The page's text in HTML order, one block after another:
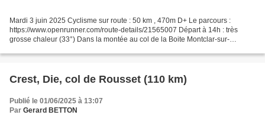
Mardi 3 juin 2025 Cyclisme sur route : 50 km , 470m D+ Le parcours :
https://www.openrunner.com/route-details/21565007 Départ à 14h : très
grosse chaleur (33°) Dans la montée au col de la Boite Montclar-sur-
Crest, Die, col de Rousset (110 km)
Publié le 01/06/2025 à 13:07
Par Gerard BETTON